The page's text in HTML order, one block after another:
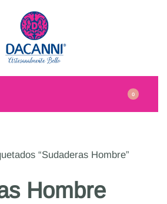
0
“Sudaderas Hombre”
Hombre